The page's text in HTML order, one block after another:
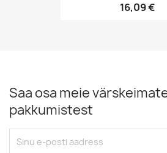
16,09 €
Saa osa meie
pakkumistest